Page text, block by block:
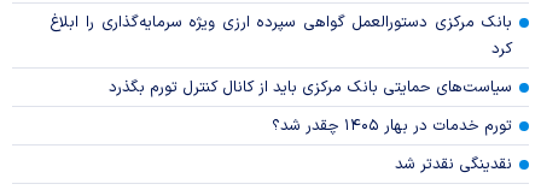
بانک مرکزی دستورالعمل گواهی سپرده ارزی ویژه سرمایه‌گذاری را ابلاغ
کرد
سیاست‌های حمایتی بانک مرکزی باید از کانال کنترل تورم بگذرد
تورم خدمات در بهار ۱۴۰۵ چقدر شد؟
نقدینگی نقدتر شد